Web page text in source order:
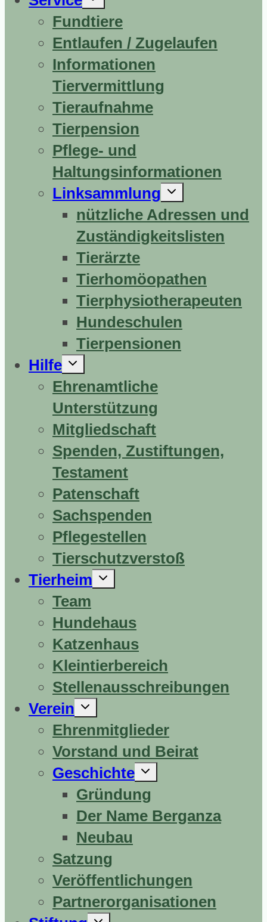
erweitern
Fundtiere
Entlaufen / Zugelaufen
Informationen
Tiervermittlung
Tieraufnahme
Tierpension
Pflege- und
Haltungsinformationen
Linksammlung
Untermenü
erweitern
nützliche Adressen und
Zuständigkeitslisten
Tierärzte
Tierhomöopathen
Tierphysiotherapeuten
Hundeschulen
Tierpensionen
Hilfe
Untermenü
erweitern
Ehrenamtliche
Unterstützung
Mitgliedschaft
Spenden, Zustiftungen,
Testament
Patenschaft
Sachspenden
Pflegestellen
Tierschutzverstoß
Tierheim
Untermenü
erweitern
Team
Hundehaus
Katzenhaus
Kleintierbereich
Stellenausschreibungen
Verein
Untermenü
erweitern
Ehrenmitglieder
Vorstand und Beirat
Geschichte
Untermenü
erweitern
Gründung
Der Name Berganza
Neubau
Satzung
Veröffentlichungen
Partnerorganisationen
Untermenü